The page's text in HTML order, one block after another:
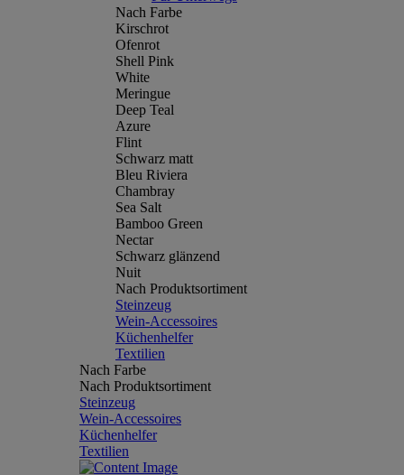
Nach Farbe
Kirschrot
Ofenrot
Shell Pink
White
Meringue
Deep Teal
Azure
Flint
Schwarz matt
Bleu Riviera
Chambray
Sea Salt
Bamboo Green
Nectar
Schwarz glänzend
Nuit
Nach Produktsortiment
Steinzeug
Wein-Accessoires
Küchenhelfer
Textilien
Nach Farbe
Nach Produktsortiment
Steinzeug
Wein-Accessoires
Küchenhelfer
Textilien